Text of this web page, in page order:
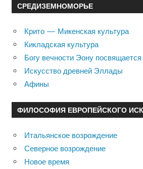
СРЕДИЗЕМНОМОРЬЕ
Крито — Микенская культура
Кикладская культура
Богу вечности Эону посвящается
Искусство древней Эллады
Афины
ФИЛОСОФИЯ ЕВРОПЕЙСКОГО
Итальянское возрождение
Северное возрождение
Новое время